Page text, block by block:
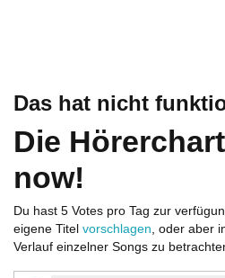
Das hat nicht
Die
now!
Du hast 5 Votes pro Tag zur
eigene Titel vorschlagen, oder aber
Verlauf einzelner Songs zu